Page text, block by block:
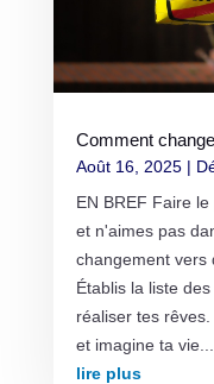
Comment
Août 16, 2025|
EN BREF Faire
et n'aimes pas
changement vers
Établis la liste
réaliser tes
et imagine ta vie...
lire plus